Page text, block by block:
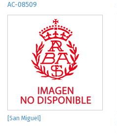
AC-08509
[San Miguel]